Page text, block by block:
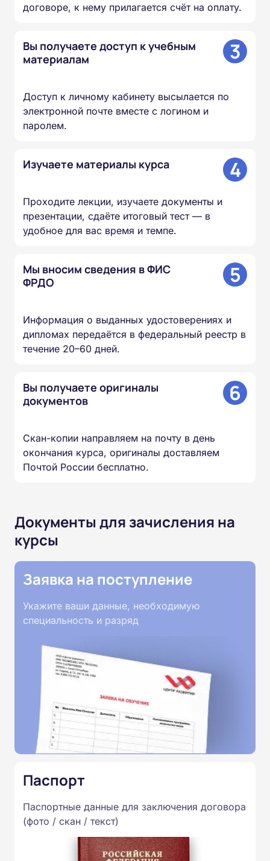
договоре, к нему прилагается счёт на оплату.
Вы получаете доступ к учебным
материалам
3
Доступ к личному кабинету высылается по
электронной почте вместе с логином и
паролем.
Изучаете материалы курса 4
Проходите лекции, изучаете документы и
презентации, сдаёте итоговый тест — в
удобное для вас время и темпе.
Мы вносим сведения в ФИС
ФРДО
5
Информация о выданных удостоверениях и
дипломах передаётся в федеральный реестр в
течение 20–60 дней.
Вы получаете оригиналы
документов
6
Скан-копии направляем на почту в день
окончания курса, оригиналы доставляем
Почтой России бесплатно.
Документы для зачисления на
курсы
Заявка на поступление
Укажите ваши данные, необходимую
специальность и разряд
Паспорт
Паспортные данные для заключения договора
(фото / скан / текст)